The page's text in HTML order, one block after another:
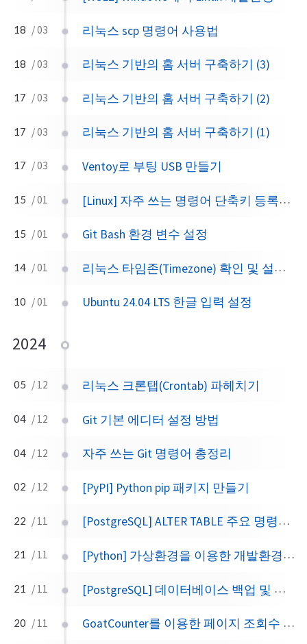
18 / 03 리눅스 scp 명령어 사용법
18 / 03 리눅스 기반의 홈 서버 구축하기 (3)
17 / 03 리눅스 기반의 홈 서버 구축하기 (2)
17 / 03 리눅스 기반의 홈 서버 구축하기 (1)
17 / 03 Ventoy로 부팅 USB 만들기
15 / 01 [Linux] 자주 쓰는 명령어 단축키 등록하기
15 / 01 Git Bash 환경 변수 설정
14 / 01 리눅스 타임존(Timezone) 확인 및 설정 방법
10 / 01 Ubuntu 24.04 LTS 한글 입력 설정
2024
05 / 12 리눅스 크론탭(Crontab) 파헤치기
04 / 12 Git 기본 에디터 설정 방법
04 / 12 자주 쓰는 Git 명령어 총정리
02 / 12 [PyPI] Python pip 패키지 만들기
22 / 11 [PostgreSQL] ALTER TABLE 주요 명령어 총정리
21 / 11 [Python] 가상환경을 이용한 개발환경 구축
21 / 11 [PostgreSQL] 데이터베이스 백업 및 복원
20 / 11 GoatCounter를 이용한 페이지 조회수 기능 추가